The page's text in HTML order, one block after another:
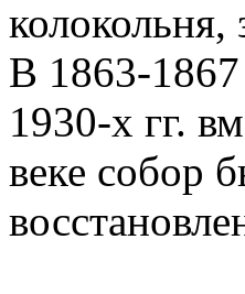
В 1863-1867
1930-х гг.
веке собор